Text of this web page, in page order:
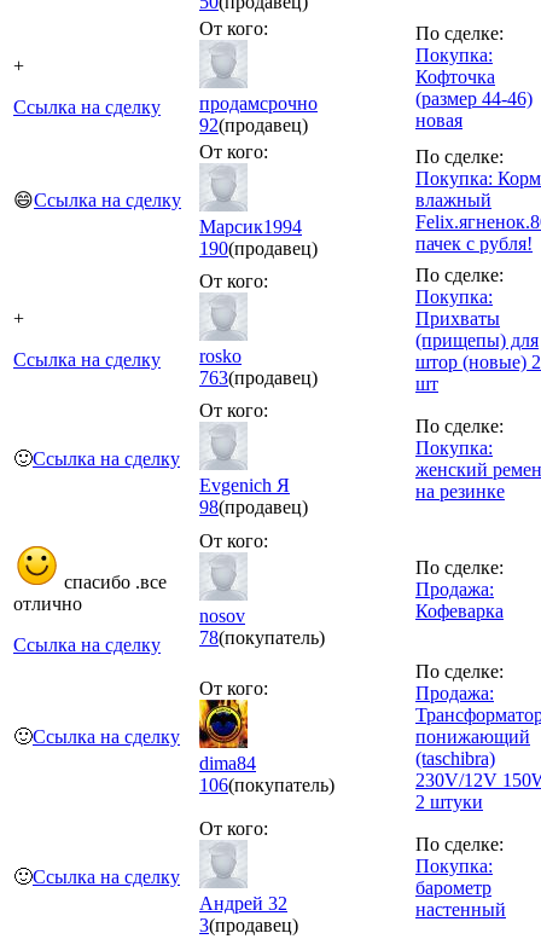
+
Ссылка на сделку
От кого:
продамсрочно
92(продавец)
По сделке:
Покупка:
Кофточка
(размер 44-46)
новая
😄Ссылка на сделку
От кого:
Марсик1994
190(продавец)
По сделке:
Покупка: Корм
влажный
пачек с рубля!
+
Ссылка на сделку
От кого:
rosko
763(продавец)
По сделке:
Покупка:
Прихваты
(прищепы) для
штор (новые) 2
шт
🙂Ссылка на сделку
От кого:
Evgenich Я
98(продавец)
По сделке:
Покупка:
женский
на резинке
спасибо .все
отлично
Ссылка на сделку
От кого:
nosov
78(покупатель)
По сделке:
Продажа:
Кофеварка
🙂Ссылка на сделку
От кого:
dima84
106(покупатель)
По сделке:
Продажа:
понижающий
(taschibra)
230V/12V
2 штуки
🙂Ссылка на сделку
От кого:
Андрей 32
3(продавец)
По сделке:
Покупка:
барометр
настенный